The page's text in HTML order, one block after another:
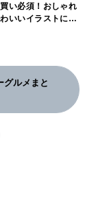
い必須！おしゃれ
いいイラストに癒
グルメまと